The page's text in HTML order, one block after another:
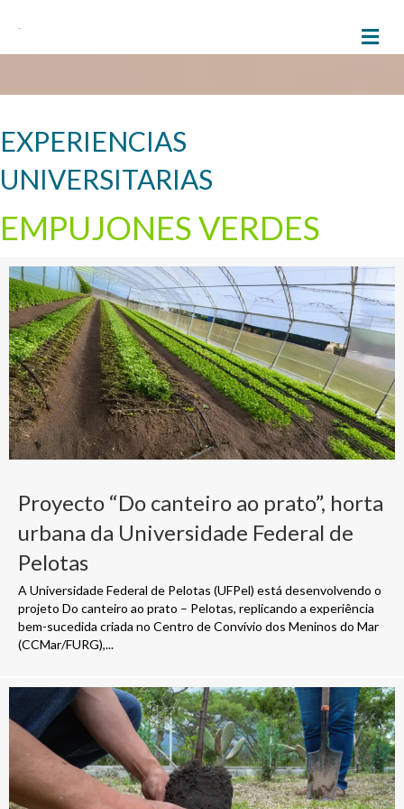
EXPERIENCIAS
UNIVERSITARIAS
EMPUJONES VERDES
Proyecto “Do canteiro ao prato”, horta
urbana da Universidade Federal de
Pelotas
A Universidade Federal de Pelotas (UFPel) está desenvolvendo o
projeto Do canteiro ao prato – Pelotas, replicando a experiência
bem-sucedida criada no Centro de Convívio dos Meninos do Mar
(CCMar/FURG),...